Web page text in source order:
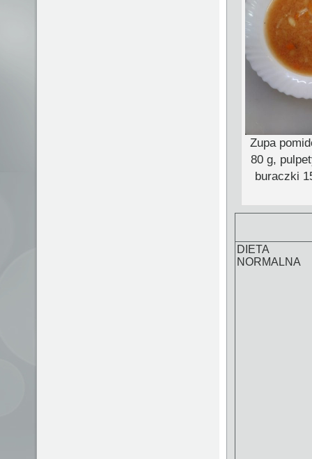
Zupa
80 g,
buraczki
DIETA
NORMALNA